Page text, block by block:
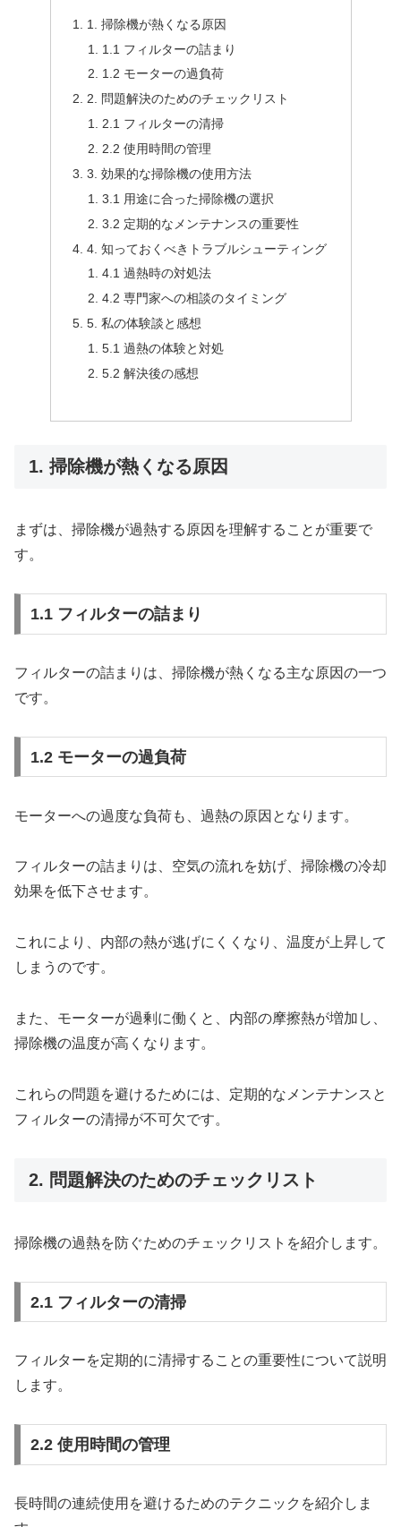
1. 掃除機が熱くなる原因
1.1 フィルターの詰まり
1.2 モーターの過負荷
2. 問題解決のためのチェックリスト
2.1 フィルターの清掃
2.2 使用時間の管理
3. 効果的な掃除機の使用方法
3.1 用途に合った掃除機の選択
3.2 定期的なメンテナンスの重要性
4. 知っておくべきトラブルシューティング
4.1 過熱時の対処法
4.2 専門家への相談のタイミング
5. 私の体験談と感想
5.1 過熱の体験と対処
5.2 解決後の感想
1. 掃除機が熱くなる原因
まずは、掃除機が過熱する原因を理解することが重要で
す。
1.1 フィルターの詰まり
フィルターの詰まりは、掃除機が熱くなる主な原因の一つ
です。
1.2 モーターの過負荷
モーターへの過度な負荷も、過熱の原因となります。
フィルターの詰まりは、空気の流れを妨げ、掃除機の冷却
効果を低下させます。
これにより、内部の熱が逃げにくくなり、温度が上昇して
しまうのです。
また、モーターが過剰に働くと、内部の摩擦熱が増加し、
掃除機の温度が高くなります。
これらの問題を避けるためには、定期的なメンテナンスと
フィルターの清掃が不可欠です。
2. 問題解決のためのチェックリスト
掃除機の過熱を防ぐためのチェックリストを紹介します。
2.1 フィルターの清掃
フィルターを定期的に清掃することの重要性について説明
します。
2.2 使用時間の管理
長時間の連続使用を避けるためのテクニックを紹介しま